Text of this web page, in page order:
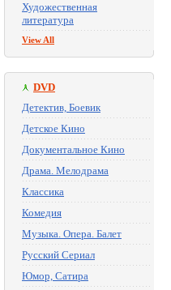
Художественная
литература
View All
DVD
Детектив, Боевик
Детское Кино
Документальное Кино
Драма. Мелодрама
Классика
Комедия
Музыка. Опера. Балет
Русский Сериал
Юмор, Сатира